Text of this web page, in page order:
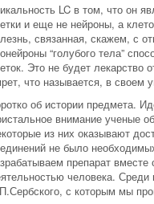
LC в том, что он
и еще не нейроны, а
связанная, скажем, с
“голубого тела”
Это не будет лекарство
что называется, в своем
об истории предмета.
внимание ученые
из них оказывают
не было
препарат
человека.
с которым мы